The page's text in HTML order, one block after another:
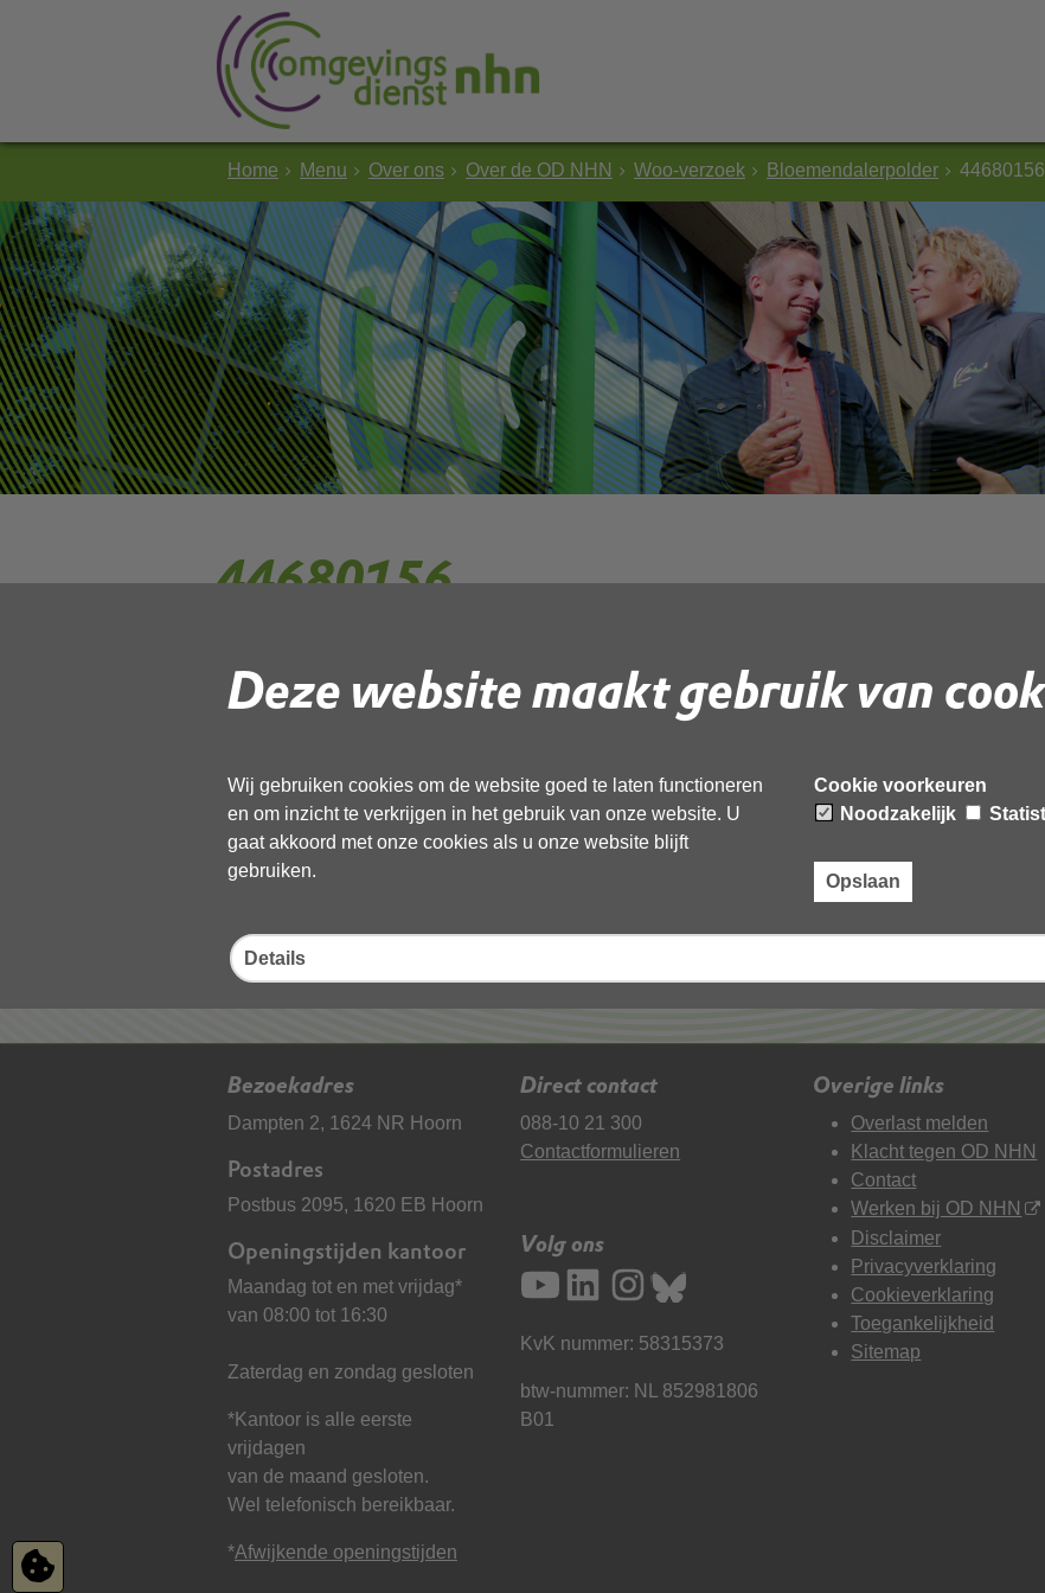
Deze website maakt gebruik van
Wij gebruiken cookies om de website goed te laten functioneren
en om inzicht te verkrijgen in het gebruik van onze website. U
gaat akkoord met onze cookies als u onze website blijft
gebruiken.
Cookie voorkeuren
Noodzakelijk
Opslaan
Details
Home Menu Over ons Over de OD NHN Woo-verzoek Bloemendalerpolder 44680156
44680156
Gebruik de onderstaande link om het document te downloaden.
Deel deze pagina
Bezoekadres
Dampten 2, 1624 NR Hoorn
Postadres
Postbus 2095, 1620 EB Hoorn
Openingstijden kantoor
Maandag tot en met vrijdag*
van 08:00 tot 16:30
Zaterdag en zondag gesloten
*Kantoor is alle eerste
vrijdagen
van de maand gesloten.
Wel telefonisch bereikbaar.
*Afwijkende openingstijden
Direct contact
088-10 21 300
Contactformulieren
Volg ons
KvK nummer: 58315373
btw-nummer: NL 852981806
B01
Overige links
Overlast melden
Klacht tegen OD NHN
Contact
Werken bij OD NHN
Disclaimer
Privacyverklaring
Cookieverklaring
Toegankelijkheid
Sitemap